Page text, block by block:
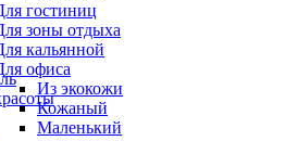
гостиниц
зоны отдыха
кальянной
офиса
Из экокожи
Кожаный
Маленький